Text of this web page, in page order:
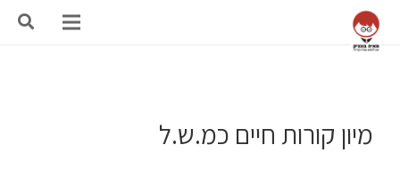
מיון קורות חיים כמ.ש.ל